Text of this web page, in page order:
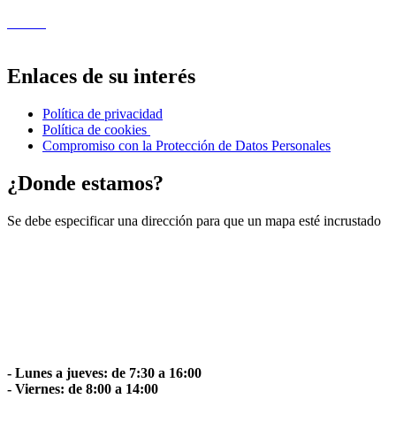
Enlaces de su interés
Política de privacidad
Política de cookies
Compromiso con la Protección de Datos Personales
¿Donde estamos?
Se debe especificar una dirección para que un mapa esté incrustado
- Lunes a jueves: de 7:30 a 16:00
- Viernes: de 8:00 a 14:00